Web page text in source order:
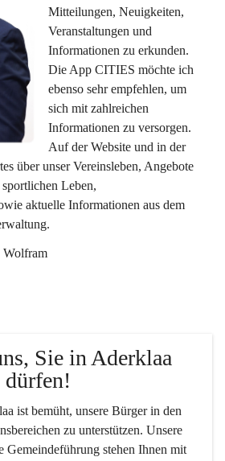
Mitteilungen, Neuigkeiten,
Veranstaltungen und
Informationen zu erkunden.
Die App CITIES möchte ich
ebenso sehr empfehlen, um
sich mit zahlreichen
Informationen zu versorgen.
Auf der Website und in der
über unser Vereinsleben, Angebote
Leben,
aktuelle Informationen aus dem
Wolfram
Sie in Aderklaa
dürfen!
ist bemüht, unsere Bürger in den
zu unterstützen. Unsere
Gemeindeführung stehen Ihnen mit